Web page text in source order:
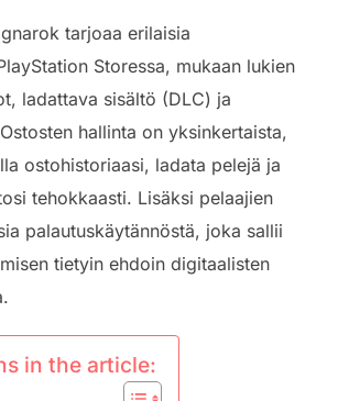
tarjoaa erilaisia
Storessa, mukaan lukien
ladattava sisältö (DLC) ja
hallinta on yksinkertaista,
ostohistoriaasi, ladata pelejä ja
tehokkaasti. Lisäksi pelaajien
palautuskäytännöstä, joka sallii
tietyin ehdoin digitaalisten
in the article: